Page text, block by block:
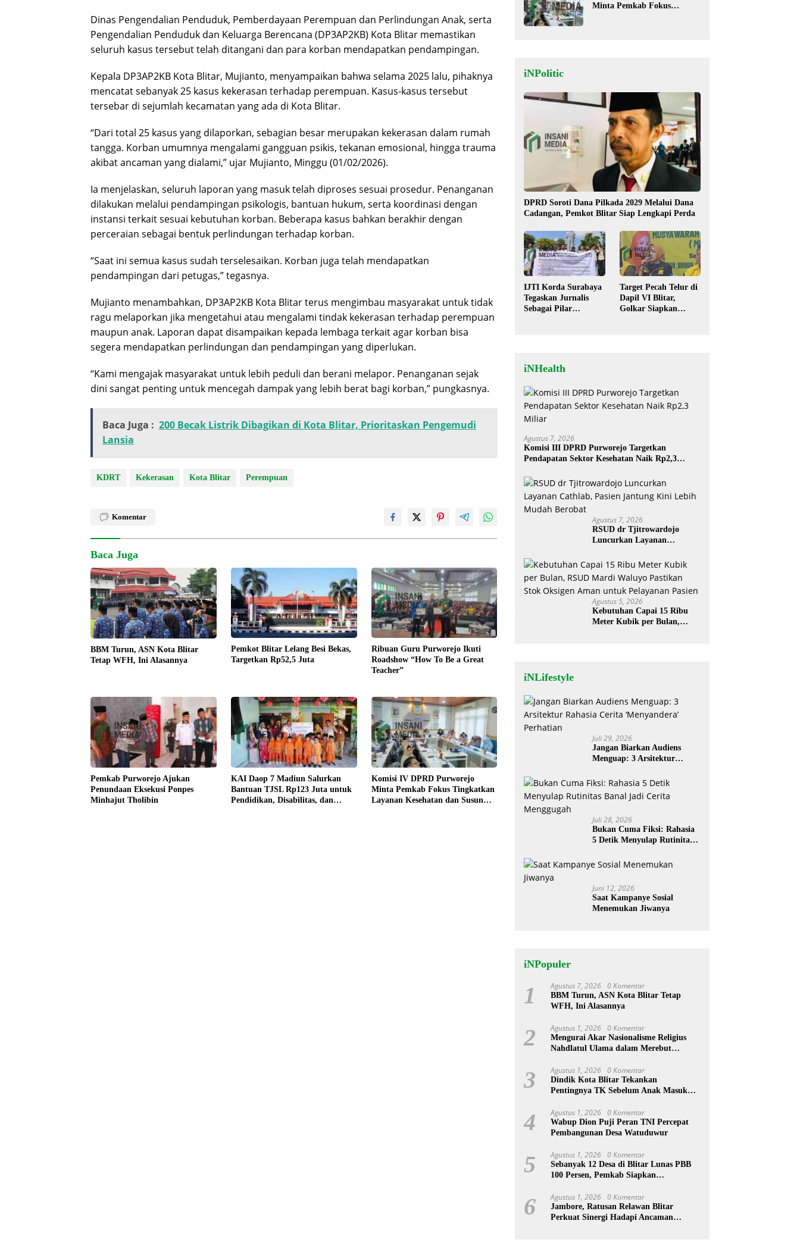
Dinas Pengendalian Penduduk, Pemberdayaan Perempuan dan Perlindungan Anak, serta
Pengendalian Penduduk dan Keluarga Berencana (DP3AP2KB) Kota Blitar memastikan
seluruh kasus tersebut telah ditangani dan para korban mendapatkan pendampingan.
Kepala DP3AP2KB Kota Blitar, Mujianto, menyampaikan bahwa selama 2025 lalu, pihaknya
mencatat sebanyak 25 kasus kekerasan terhadap perempuan. Kasus-kasus tersebut
tersebar di sejumlah kecamatan yang ada di Kota Blitar.
“Dari total 25 kasus yang dilaporkan, sebagian besar merupakan kekerasan dalam rumah
tangga. Korban umumnya mengalami gangguan psikis, tekanan emosional, hingga trauma
akibat ancaman yang dialami,” ujar Mujianto, Minggu (01/02/2026).
Ia menjelaskan, seluruh laporan yang masuk telah diproses sesuai prosedur. Penanganan
dilakukan melalui pendampingan psikologis, bantuan hukum, serta koordinasi dengan
instansi terkait sesuai kebutuhan korban. Beberapa kasus bahkan berakhir dengan
perceraian sebagai bentuk perlindungan terhadap korban.
“Saat ini semua kasus sudah terselesaikan. Korban juga telah mendapatkan
pendampingan dari petugas,” tegasnya.
Mujianto menambahkan, DP3AP2KB Kota Blitar terus mengimbau masyarakat untuk tidak
ragu melaporkan jika mengetahui atau mengalami tindak kekerasan terhadap perempuan
maupun anak. Laporan dapat disampaikan kepada lembaga terkait agar korban bisa
segera mendapatkan perlindungan dan pendampingan yang diperlukan.
“Kami mengajak masyarakat untuk lebih peduli dan berani melapor. Penanganan sejak
dini sangat penting untuk mencegah dampak yang lebih berat bagi korban,” pungkasnya.
Baca Juga : 200 Becak Listrik Dibagikan di Kota Blitar, Prioritaskan Pengemudi
Lansia
KDRT Kekerasan Kota Blitar Perempuan
Komentar
Baca Juga
BBM Turun, ASN Kota Blitar
Tetap WFH, Ini Alasannya
Pemkot Blitar Lelang Besi Bekas,
Targetkan Rp52,5 Juta
Ribuan Guru Purworejo Ikuti
Roadshow “How To Be a Great
Teacher”
Pemkab Purworejo Ajukan
Penundaan Eksekusi Ponpes
Minhajut Tholibin
KAI Daop 7 Madiun Salurkan
Bantuan TJSL Rp123 Juta untuk
Pendidikan, Disabilitas, dan
Komisi IV DPRD Purworejo
Minta Pemkab Fokus Tingkatkan
Layanan Kesehatan dan Susun
Minta Pemkab Fokus
iNPolitic
DPRD Soroti Dana Pilkada 2029 Melalui Dana
Cadangan, Pemkot Blitar Siap Lengkapi Perda
IJTI Korda Surabaya
Tegaskan Jurnalis
Sebagai Pilar
Target Pecah Telur di
Dapil VI Blitar,
Golkar Siapkan
iNHealth
Agustus 7, 2026
Komisi III DPRD Purworejo Targetkan
Pendapatan Sektor Kesehatan Naik Rp2,3
Agustus 7, 2026
RSUD dr Tjitrowardojo
Luncurkan Layanan
Lebih Mudah Berobat
Agustus 5, 2026
Kebutuhan Capai 15 Ribu
Meter Kubik per Bulan,
iNLifestyle
Juli 29, 2026
Jangan Biarkan Audiens
Menguap: 3 Arsitektur
Perhatian
Juli 28, 2026
Bukan Cuma Fiksi: Rahasia
5 Detik Menyulap Rutinitas
Menggugah
Juni 12, 2026
Saat Kampanye Sosial
Menemukan Jiwanya
iNPopuler
1 Agustus 7, 2026 0 Komentar
BBM Turun, ASN Kota Blitar Tetap
WFH, Ini Alasannya
2 Agustus 1, 2026 0 Komentar
Mengurai Akar Nasionalisme Religius
Nahdlatul Ulama dalam Merebut
3 Agustus 1, 2026 0 Komentar
Dindik Kota Blitar Tekankan
Pentingnya TK Sebelum Anak Masuk
4 Agustus 1, 2026 0 Komentar
Wabup Dion Puji Peran TNI Percepat
Pembangunan Desa Watuduwur
5 Agustus 1, 2026 0 Komentar
Sebanyak 12 Desa di Blitar Lunas PBB
100 Persen, Pemkab Siapkan
6 Agustus 1, 2026 0 Komentar
Jambore, Ratusan Relawan Blitar
Perkuat Sinergi Hadapi Ancaman